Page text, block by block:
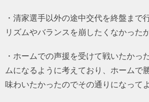
・清家選手以外の途中交代を終盤まで
リズムやバランスを崩したくなかったか
・ホームでの声援を受けて戦いたかっ
ムになるように考えており、ホームで
味わいたかったのでその通りになってよ